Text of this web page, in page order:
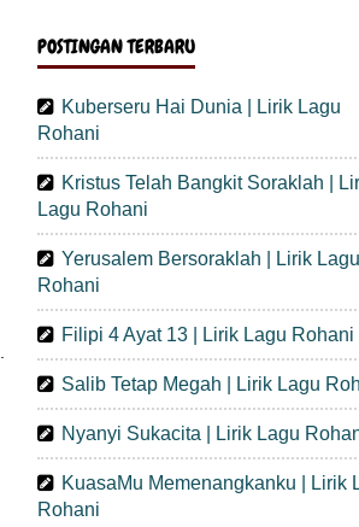
POSTINGAN TERBARU
Kuberseru Hai Dunia | Lirik Lagu
Rohani
Kristus Telah Bangkit Soraklah |
Lagu Rohani
Yerusalem Bersoraklah | Lirik Lagu
Rohani
Filipi 4 Ayat 13 | Lirik Lagu Rohani
Salib Tetap Megah | Lirik Lagu
Nyanyi Sukacita | Lirik Lagu
KuasaMu Memenangkanku | Lirik
Rohani